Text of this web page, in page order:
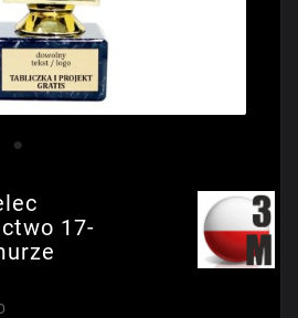
17-